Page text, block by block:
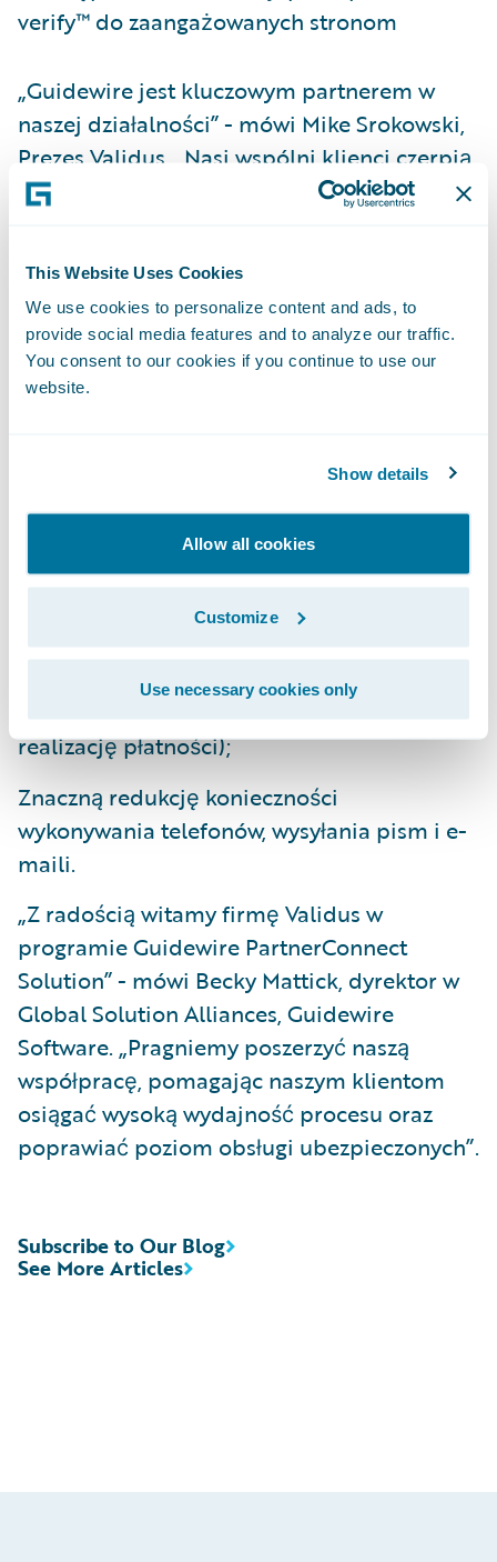
This Website Uses Cookies
We use cookies to personalize content and ads, to
provide social media features and to analyze our traffic.
You consent to our cookies if you continue to use our
website.
Show details
Allow all cookies
Customize
Use necessary cookies only
verify™ do zaangażowanych stronom
„Guidewire jest kluczowym partnerem w
naszej działalności” - mówi Mike Srokowski,
Prezes Validus. „Nasi wspólni klienci czerpią
korzyści z synergii osiąganych dzięki naszym
ulepszyć jego funkcjonowanie, w sposób
wydajny i efektywny kosztowo.”
Akcelerator verify™ Guidewire wspomaga
Automatyzację analiz oraz procesu
zawierania porozumienia między stronami
(umożliwia to zobowiązanemu
ubezpieczycielowi płynną i wydajną
realizację płatności);
Znaczną redukcję konieczności
wykonywania telefonów, wysyłania pism i e-
maili.
„Z radością witamy firmę Validus w
programie Guidewire PartnerConnect
Solution” - mówi Becky Mattick, dyrektor w
Global Solution Alliances, Guidewire
Software. „Pragniemy poszerzyć naszą
współpracę, pomagając naszym klientom
osiągać wysoką wydajność procesu oraz
poprawiać poziom obsługi ubezpieczonych”.
See More Articles
Subscribe to Our Blog